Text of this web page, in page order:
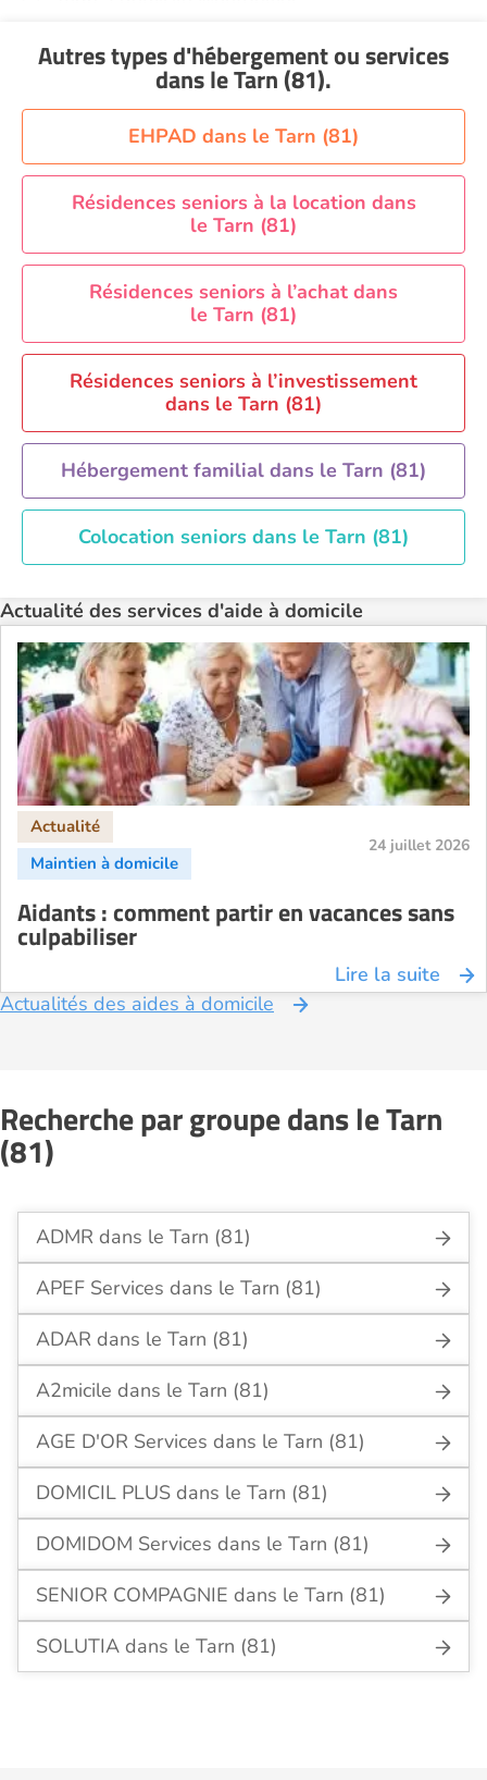
Aide à domicile Nice
Aide à domicile Orléans
Aide à domicile Paris
Aide à domicile Perpignan
Aide à domicile Rennes
Aide à domicile Saint-Etienne
Aide à domicile Toulouse
Recherche par ville
Autres types d'hébergement ou services
dans le Tarn (81).
EHPAD dans le Tarn (81)
Résidences seniors à la location dans
le Tarn (81)
Résidences seniors à l’achat dans
le Tarn (81)
Résidences seniors à l’investissement
dans le Tarn (81)
Hébergement familial dans le Tarn (81)
Colocation seniors dans le Tarn (81)
Actualité des services d'aide à domicile
24 juillet 2026
Aidants : comment partir en vacances sans
culpabiliser
Lire la suite
Actualités des aides à domicile
Recherche par groupe dans le Tarn
(81)
ADMR dans le Tarn (81)
APEF Services dans le Tarn (81)
ADAR dans le Tarn (81)
A2micile dans le Tarn (81)
AGE D'OR Services dans le Tarn (81)
DOMICIL PLUS dans le Tarn (81)
DOMIDOM Services dans le Tarn (81)
SENIOR COMPAGNIE dans le Tarn (81)
SOLUTIA dans le Tarn (81)